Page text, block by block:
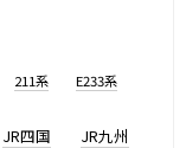
211系 E233系
JR四国 JR九州